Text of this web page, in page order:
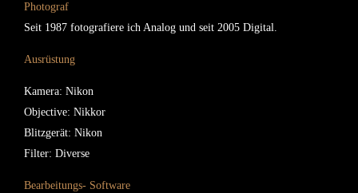
Photograf
Seit 1987 fotografiere ich Analog und seit 2005 Digital.
Ausrüstung
Kamera: Nikon
Objective: Nikkor
Blitzgerät: Nikon
Filter: Diverse
Bearbeitungs- Software